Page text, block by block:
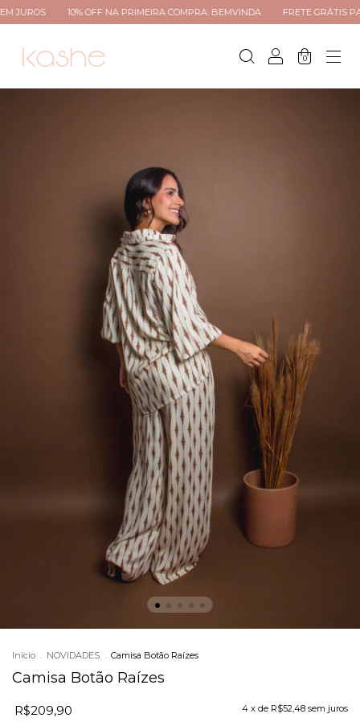
10% OFF NA PRIMEIRA COMPRA: BEMVINDA FRETE GRÁTIS PARA
0
Início . NOVIDADES . Camisa Botão Raízes
Camisa Botão Raízes
R$209,90 4 x de R$52,48 sem juros